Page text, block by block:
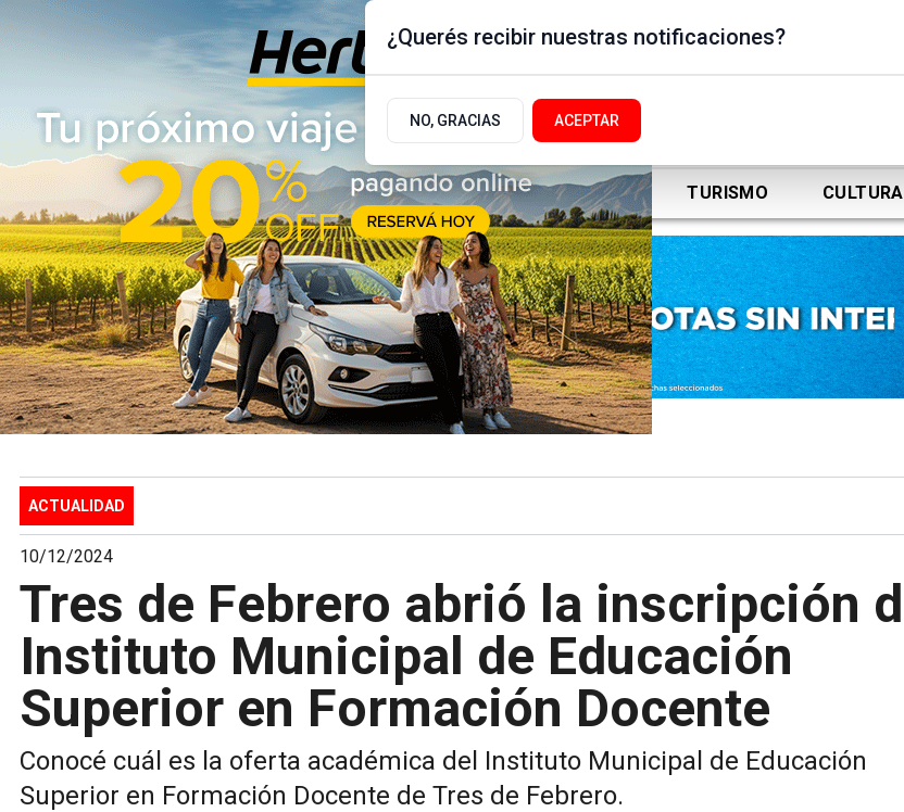
Jueves 6 de Agosto
de 2026
17.9ºc | Buenos Aires, AR
ÚLTIMAS NOTICIAS ACTUALIDAD POLÍTICA DEPORTES TURISMO CULTURA
ACTUALIDAD
10/12/2024
Tres de Febrero abrió la inscripción
Instituto Municipal de Educación
Superior en Formación Docente
Conocé cuál es la oferta académica del Instituto Municipal de Educación
Superior en Formación Docente de Tres de Febrero.
¿Querés recibir nuestras notificaciones?
NO, GRACIAS ACEPTAR